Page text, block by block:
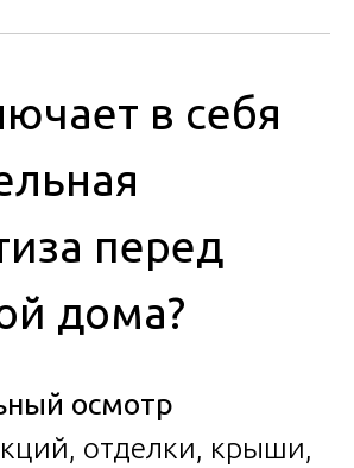
в себя
перед
дома?
осмотр
отделки, крыши,